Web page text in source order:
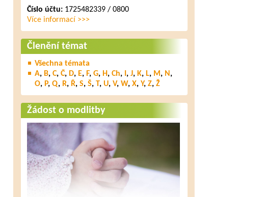
Číslo účtu:1725482339 / 0800
Více informací >>>
Členění témat
Všechna témata
A, B, C, Č, D, E, F, G, H, Ch, , J, K, L, M, N ,
O, P, Q, R, Ř, S, Š, T, U, V, W, X, Y, Z, Ž
Žádost o modlitby